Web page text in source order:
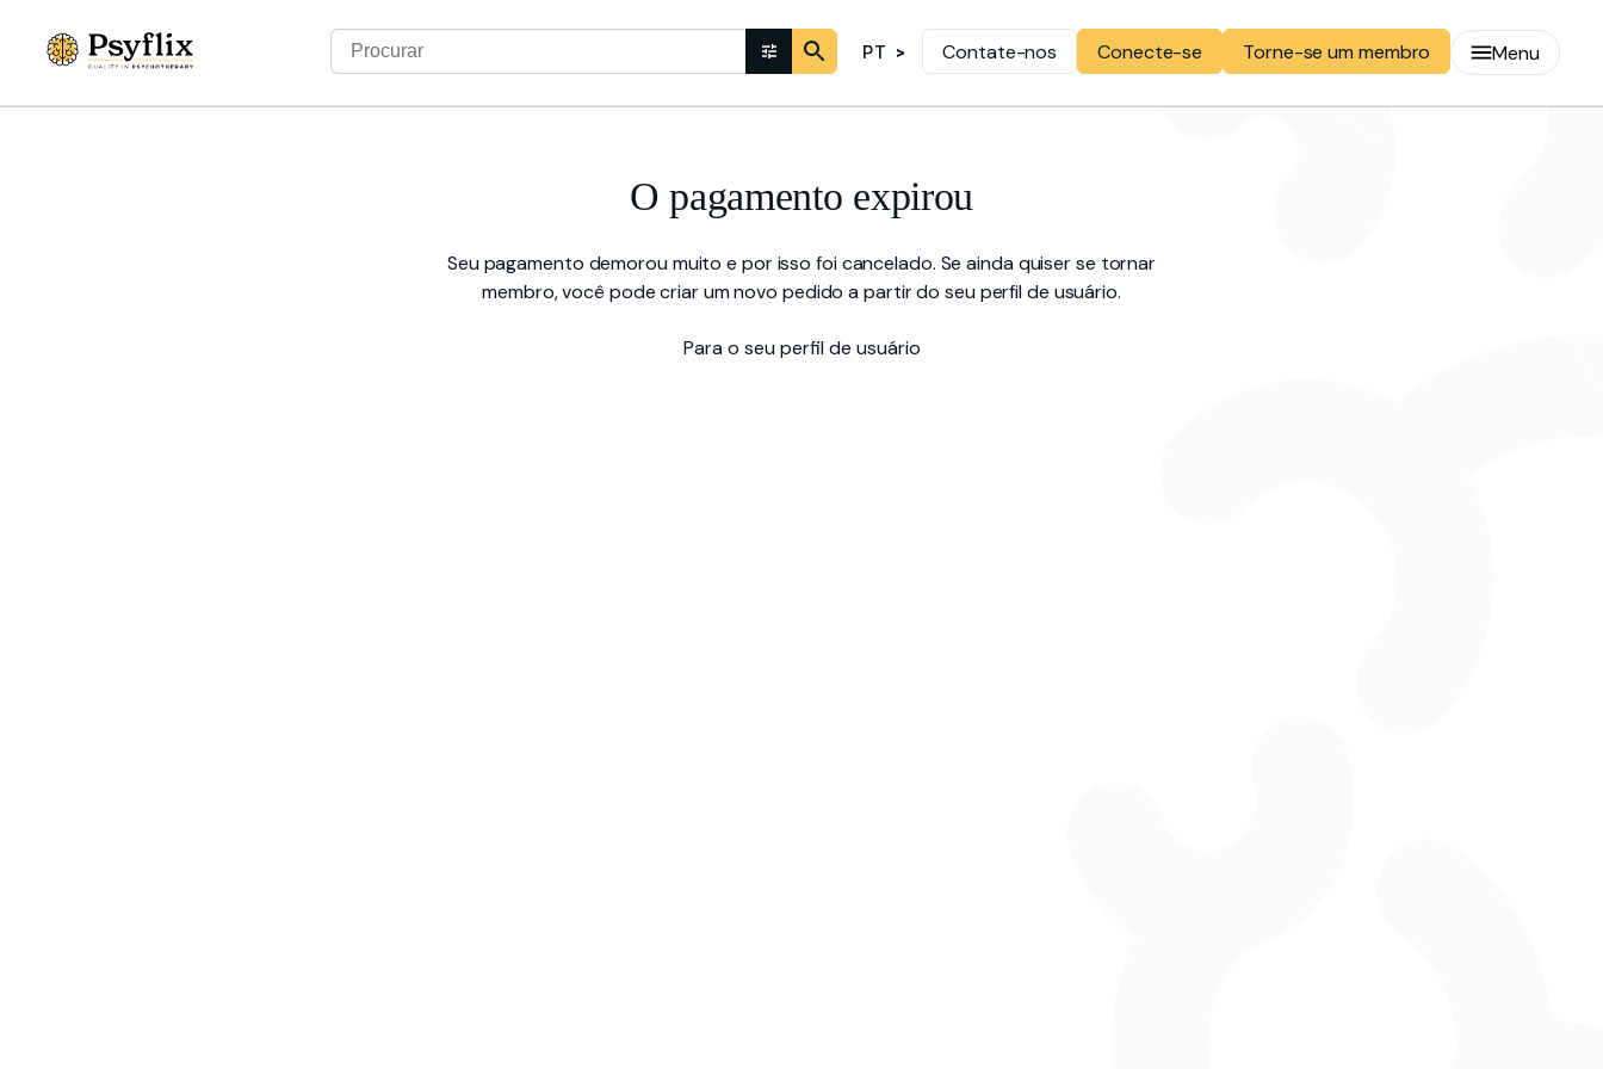
PT Contate-nos Conecte-se Torne-se um membro Menu
O pagamento expirou
Seu pagamento demorou muito e por isso foi cancelado. Se ainda quiser se tornar
membro, você pode criar um novo pedido a partir do seu perfil de usuário.
Para o seu perfil de usuário